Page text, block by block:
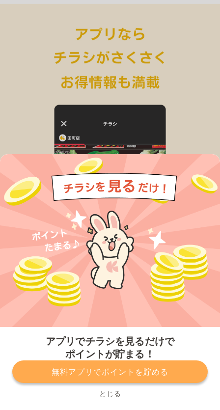
アプリでチラシを見るだけで
ポイントが貯まる！
無料アプリでポイントを貯める
とじる
プライバシーポリシー 利用規約
運営会社
サービスに関してのお問い合わせ